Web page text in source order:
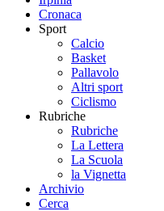
Cronaca
Sport
Calcio
Basket
Pallavolo
Altri sport
Ciclismo
Rubriche
Rubriche
La Lettera
La Scuola
la Vignetta
Archivio
Cerca